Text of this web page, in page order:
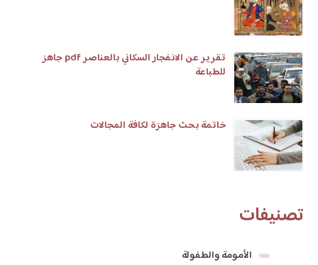
تقرير عن الانفجار السكاني بالعناصر pdf جاهز
للطباعة
خاتمة بحث جاهزة لكافة المجالات
تصنيفات
الأمومة والطفولة